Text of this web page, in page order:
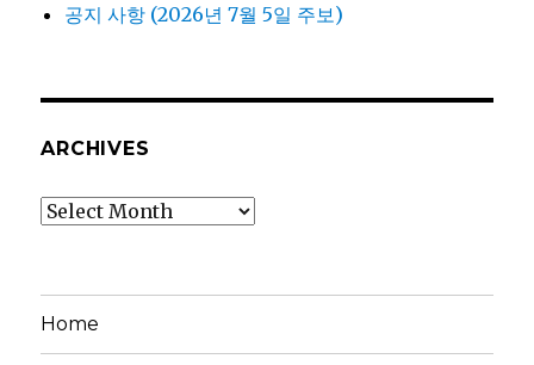
공지 사항 (2026년 7월 5일 주보)
ARCHIVES
Archives
Home